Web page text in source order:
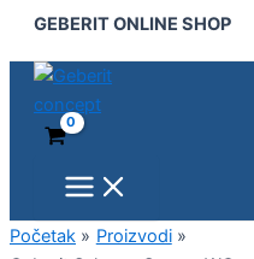
Pređi
sadržaj
GEBERIT ONLINE SHOP
Menu
Početak
Proizvodi
Selnova
Square
WC
sedište,
pričvršćenje
softlock
količina